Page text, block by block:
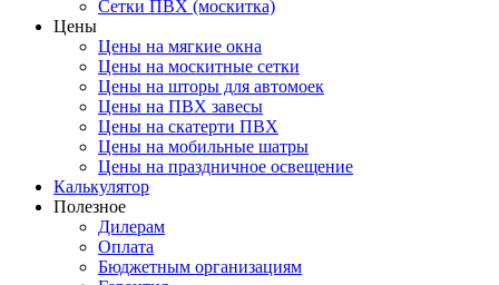
Сетки ПВХ (москитка)
Цены
Цены на мягкие окна
Цены на москитные сетки
Цены на шторы для автомоек
Цены на ПВХ завесы
Цены на скатерти ПВХ
Цены на мобильные шатры
Цены на праздничное освещение
Калькулятор
Полезное
Дилерам
Оплата
Бюджетным организациям